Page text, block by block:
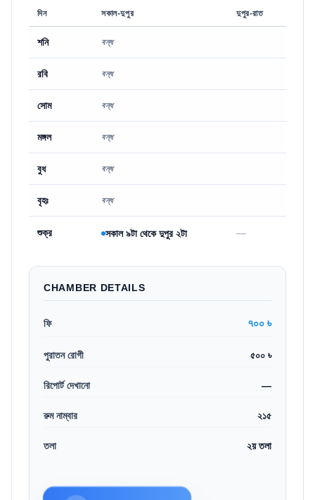
দিন সকাল-দুপুর দুপুর-রাত
শনি বন্ধ
রবি বন্ধ
সোম বন্ধ
মঙ্গল বন্ধ
বুধ বন্ধ
বৃহঃ বন্ধ
শুক্র সকাল ৯টা থেকে দুপুর ২টা —
CHAMBER DETAILS
ফি ৭০০ ৳
পুরাতন রোগী ৫০০ ৳
রিপোর্ট দেখানো —
রুম নাম্বার ২১৫
তলা ২য় তলা